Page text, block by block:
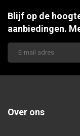
Blijf op de
aanbiedingen.
Over ons